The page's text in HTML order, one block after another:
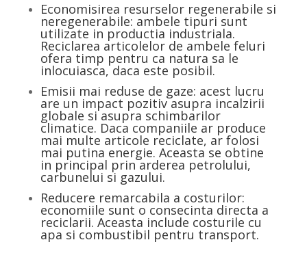
Economisirea resurselor regenerabile si
neregenerabile: ambele tipuri sunt
utilizate in productia industriala.
Reciclarea articolelor de ambele feluri
ofera timp pentru ca natura sa le
inlocuiasca, daca este posibil.
Emisii mai reduse de gaze: acest lucru
are un impact pozitiv asupra incalzirii
globale si asupra schimbarilor
climatice. Daca companiile ar produce
mai multe articole reciclate, ar folosi
mai putina energie. Aceasta se obtine
in principal prin arderea petrolului,
carbunelui si gazului.
Reducere remarcabila a costurilor:
economiile sunt o consecinta directa a
reciclarii. Aceasta include costurile cu
apa si combustibil pentru transport.